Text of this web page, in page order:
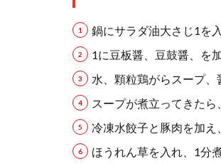
鍋にサラダ油大さじ1を
1に豆板醤、豆鼓醤、を
水、顆粒鶏がらスープ
スープが煮立ってきた
冷凍水餃子と豚肉を加
ほうれん草を入れ、1分